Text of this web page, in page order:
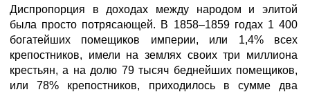
Диспропорция в доходах между народом и элитой
была просто потрясающей. В 1858–1859 годах 1 400
богатейших помещиков империи, или 1,4% всех
крепостников, имели на землях своих три миллиона
крестьян, а на долю 79 тысяч беднейших помещиков,
или 78% крепостников, приходилось в сумме два